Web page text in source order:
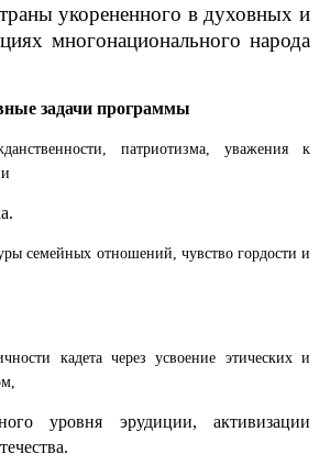
укорененного в духовных и
многонационального народа
задачи программы
патриотизма, уважения к
семейных отношений, чувство гордости и
кадета через усвоение этических и
уровня эрудиции, активизации